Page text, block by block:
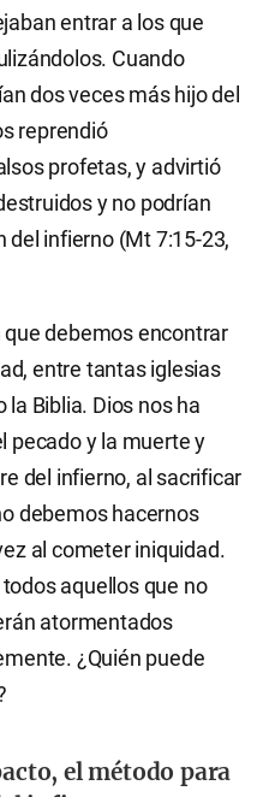
entrar a los que
Cuando
dos veces más hijo del
reprendió
profetas, y advirtió
y no podrían
del infierno (Mt 7:15-23,
debemos encontrar
entre tantas iglesias
la Biblia. Dios nos ha
pecado y la muerte y
del infierno, al sacrificar
debemos hacernos
al cometer iniquidad.
aquellos que no
atormentados
¿Quién puede
el método para